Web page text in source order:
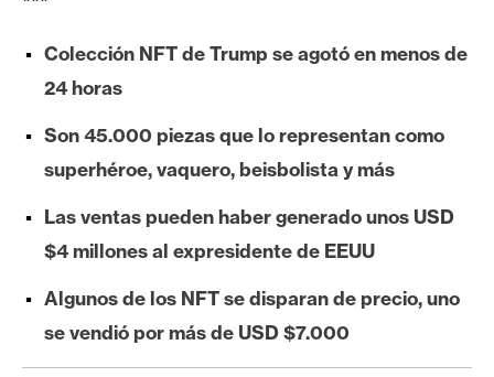
t
h
r
e
m
I
Colección NFT de Trump se agotó en menos de
24 horas
Son 45.000 piezas que lo representan como
superhéroe, vaquero, beisbolista y más
Las ventas pueden haber generado unos USD
$4 millones al expresidente de EEUU
Algunos de los NFT se disparan de precio, uno
se vendió por más de USD $7.000